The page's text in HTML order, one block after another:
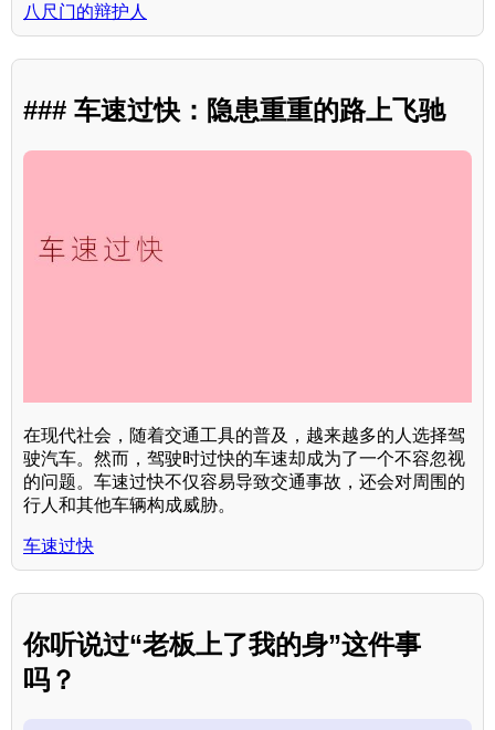
八尺门的辩护人
### 车速过快：隐患重重的路上飞驰
在现代社会，随着交通工具的普及，越来越多的人选择驾
驶汽车。然而，驾驶时过快的车速却成为了一个不容忽视
的问题。车速过快不仅容易导致交通事故，还会对周围的
行人和其他车辆构成威胁。
车速过快
你听说过“老板上了我的身”这件事
吗？